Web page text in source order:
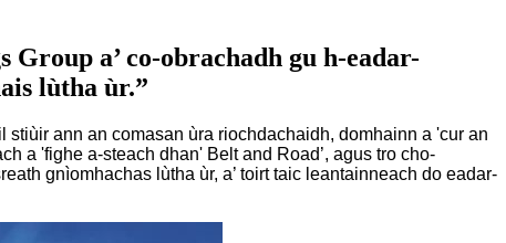
a’ co-obrachadh gu h-eadar-
lùtha ùr.”
ann an comasan ùra riochdachaidh, domhainn a 'cur an
a 'fighe a-steach dhan' Belt and Road’, agus tro cho-
gnìomhachas lùtha ùr, a’ toirt taic leantainneach do eadar-